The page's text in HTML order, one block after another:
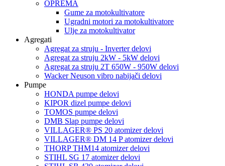
OPREMA
Gume za motokultivatore
Ugradni motori za motokultivatore
Ulje za motokultivator
Agregati
Agregat za struju - Inverter delovi
Agregat za struju 2kW - 5kW delovi
Agregat za struju 2T 650W - 950W delovi
Wacker Neuson vibro nabijači delovi
Pumpe
HONDA pumpe delovi
KIPOR dizel pumpe delovi
TOMOS pumpe delovi
DMB Slap pumpe delovi
VILLAGER® PS 20 atomizer delovi
VILLAGER® DM 14 P atomizer delovi
THORP THM14 atomizer delovi
STIHL SG 17 atomizer delovi